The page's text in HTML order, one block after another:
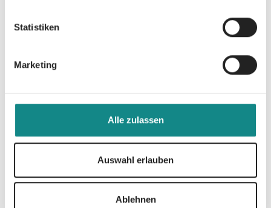
Statistiken
Marketing
Alle zulassen
Auswahl erlauben
Ablehnen